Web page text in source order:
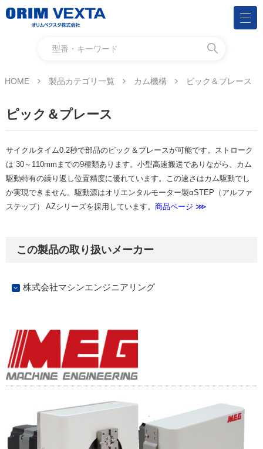
HOME 製品カテゴリ一覧 カム機構 ピック＆プレース
ピック＆プレース
サイクルタイム0.2秒で部品のピック＆プレースが可能です。ストローク
は 30～110mmまでの9種類あります。小型高速搬送でありながら、カム
駆動特有の繰り返し位置精度に優れています。この速さはカム駆動でし
か実現できません。駆動源はオリエンタルモーター製αSTEP（アルファ
ステップ） AZシリーズを採用しています。 商品ページ ⋙
この製品の取り扱いメーカー
株式会社マシンエンジニアリング